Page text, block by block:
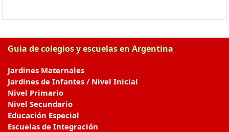
Guia de colegios y escuelas en Argentina
Jardines Maternales
Jardines de Infantes / Nivel Inicial
Nivel Primario
Nivel Secundario
Educación Especial
Escuelas de Integración